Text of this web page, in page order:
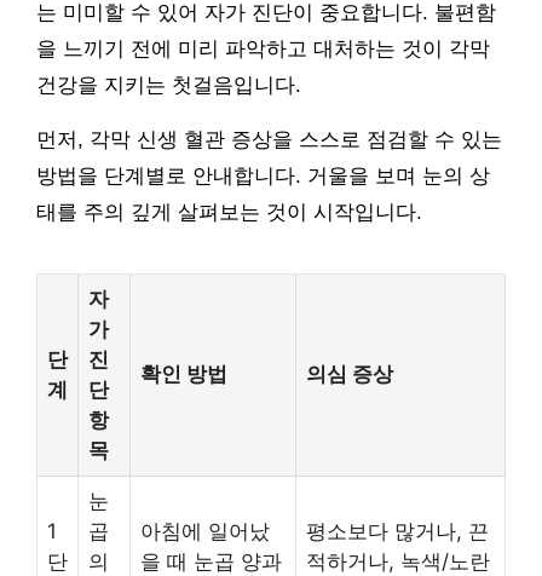
는 미미할 수 있어 자가 진단이 중요합니다. 불편함
을 느끼기 전에 미리 파악하고 대처하는 것이 각막
건강을 지키는 첫걸음입니다.
먼저, 각막 신생 혈관 증상을 스스로 점검할 수 있는
방법을 단계별로 안내합니다. 거울을 보며 눈의 상
태를 주의 깊게 살펴보는 것이 시작입니다.
단
계
자
가
진
단
항
목
확인 방법 의심 증상
1
단
눈
곱
의
아침에 일어났
을 때 눈곱 양과
평소보다 많거나, 끈
적하거나, 녹색/노란